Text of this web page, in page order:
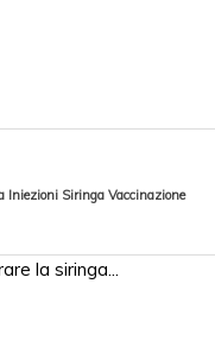
Iniezioni Siringa Vaccinazione
la siringa...